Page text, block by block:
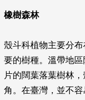
橡樹森林
殼斗科植物主要分
要的樹種。溫帶地
片的闊葉落葉樹林
角。在臺灣，並不